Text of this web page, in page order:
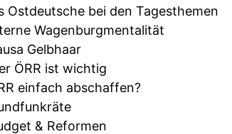
Ostdeutsche bei den Tagesthemen
Wagenburgmentalität
Gelbhaar
ÖRR ist wichtig
einfach abschaffen?
& Reformen